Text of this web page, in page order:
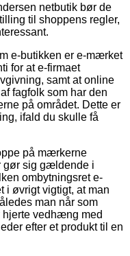
netbutik bør de
til shoppens regler,
e-butikken er e-mærket
for at e-firmaet
samt at online
fagfolk som har den
på området. Dette er
ifald du skulle få
på mærkerne
gør sig gældende i
ombytningsret e-
i øvrigt vigtigt, at man
man når som
hjerte vedhæng med
efter et produkt til en